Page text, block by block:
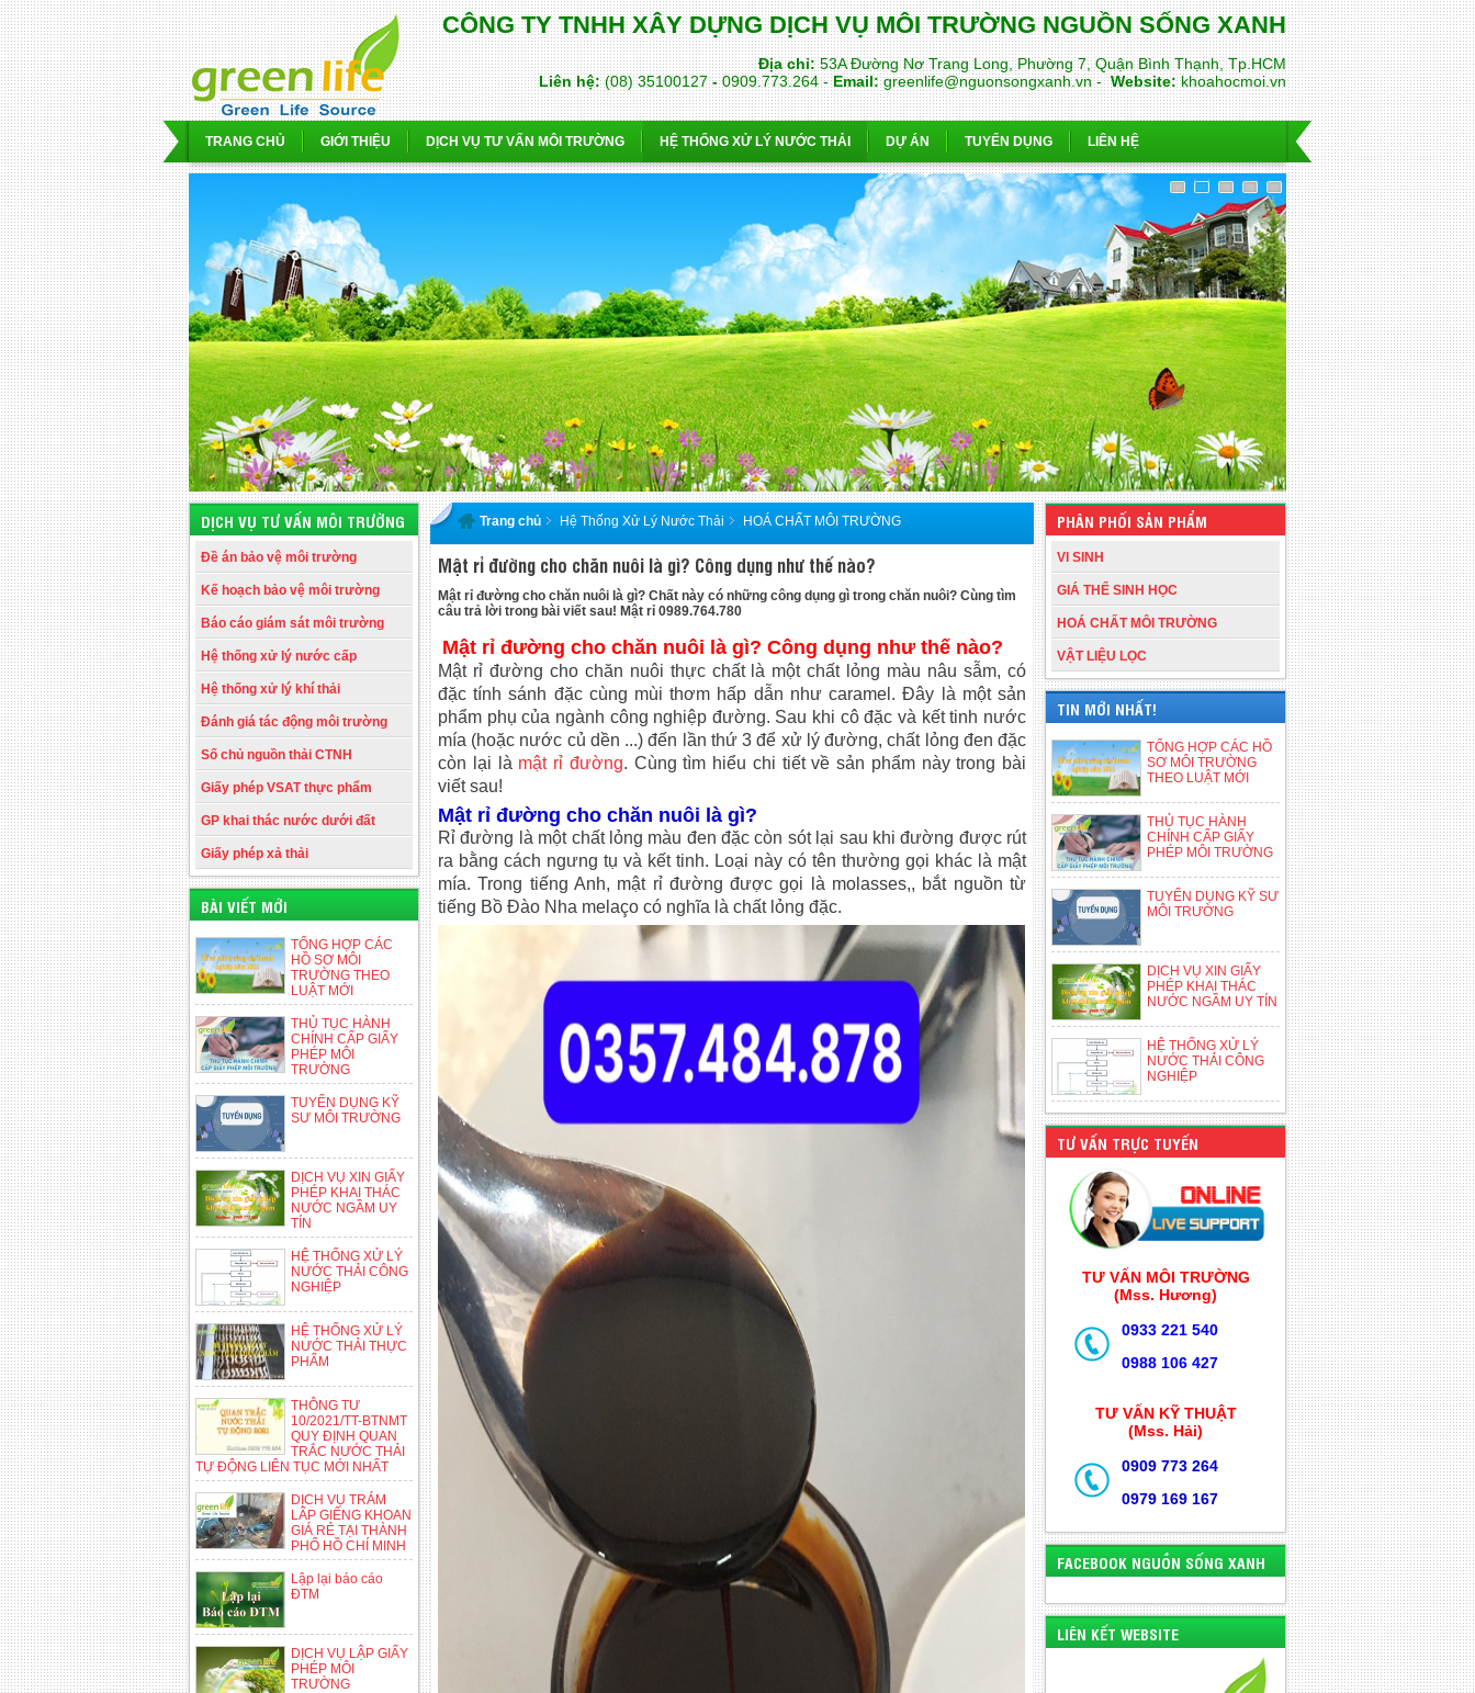
CÔNG TY TNHH XÂY DỰNG DỊCH VỤ MÔI TRƯỜNG NGUỒN SỐNG XANH
Địa chỉ:53A Đường Nơ Trang Long, Phường 7, Quận Bình Thạnh, Tp.HCM
Liên hệ:(08) 35100127-0909.773.264 -Email:greenlife@nguonsongxanh.vn - Website:khoahocmoi.vn
TRANG CHỦ GIỚI THIỆU DỊCH VỤ TƯ VẤN MÔI TRƯỜNG HỆ THỐNG XỬ LÝ NƯỚC THẢI DỰ ÁN TUYỂN DỤNG LIÊN HỆ
DỊCH VỤ TƯ VẤN MÔI TRƯỜNG
Đề án bảo vệ môi trường
Kế hoạch bảo vệ môi trường
Báo cáo giám sát môi trường
Hệ thống xử lý nước cấp
Hệ thống xử lý khí thải
Đánh giá tác động môi trường
Số chủ nguồn thải CTNH
Giấy phép VSAT thực phẩm
GP khai thác nước dưới đất
Giấy phép xả thải
BÀI VIẾT MỚI
TỔNG HỢP CÁC
HỒ SƠ MÔI
TRƯỜNG THEO
LUẬT MỚI
THỦ TỤC HÀNH
CHÍNH CẤP GIẤY
PHÉP MÔI
TRƯỜNG
TUYỂN DỤNG KỸ
SƯ MÔI TRƯỜNG
DỊCH VỤ XIN GIẤY
PHÉP KHAI THÁC
NƯỚC NGẦM UY
TÍN
HỆ THỐNG XỬ LÝ
NƯỚC THẢI CÔNG
NGHIỆP
HỆ THỐNG XỬ LÝ
NƯỚC THẢI THỰC
PHẨM
THÔNG TƯ
10/2021/TT-BTNMT
QUY ĐỊNH QUAN
TRẮC NƯỚC THẢI
TỰ ĐỘNG LIÊN TỤC MỚI NHẤT
DỊCH VỤ TRÁM
LẤP GIẾNG KHOAN
GIÁ RẺ TẠI THÀNH
PHỐ HỒ CHÍ MINH
Lập lại báo cáo
ĐTM
DỊCH VỤ LẬP GIẤY
PHÉP MÔI
TRƯỜNG
PHÂN PHỐI SẢN PHẨM
VI SINH
GIÁ THỂ SINH HỌC
HOÁ CHẤT MÔI TRƯỜNG
VẬT LIỆU LỌC
TIN MỚI NHẤT!
TỔNG HỢP CÁC HỒ
SƠ MÔI TRƯỜNG
THEO LUẬT MỚI
THỦ TỤC HÀNH
CHÍNH CẤP GIẤY
PHÉP MÔI TRƯỜNG
TUYỂN DỤNG KỸ SƯ
MÔI TRƯỜNG
DỊCH VỤ XIN GIẤY
PHÉP KHAI THÁC
NƯỚC NGẦM UY TÍN
HỆ THỐNG XỬ LÝ
NƯỚC THẢI CÔNG
NGHIỆP
TƯ VẤN TRỰC TUYẾN
TƯ VẤN MÔI TRƯỜNG
(Mss. Hương)
0933 221 540
0988 106 427
TƯ VẤN KỸ THUẬT
(Mss. Hải)
0909 773 264
0979 169 167
FACEBOOK NGUỒN SỐNG XANH
LIÊN KẾT WEBSITE
Trang chủ Hệ Thống Xử Lý Nước Thải HOÁ CHẤT MÔI TRƯỜNG
Mật rỉ đường cho chăn nuôi là gì? Công dụng như thế nào?
Mật rỉ đường cho chăn nuôi là gì? Chất này có những công dụng gì trong chăn nuôi? Cùng tìm
câu trả lời trong bài viết sau! Mật rỉ 0989.764.780
Mật rỉ đường cho chăn nuôi là gì? Công dụng như thế nào?
Mật rỉ đường cho chăn nuôi thực chất là một chất lỏng màu nâu sẫm, có
đặc tính sánh đặc cùng mùi thơm hấp dẫn như caramel. Đây là một sản
phẩm phụ của ngành công nghiệp đường. Sau khi cô đặc và kết tinh nước
mía (hoặc nước củ dền ...) đến lần thứ 3 để xử lý đường, chất lỏng đen đặc
còn lại là mật rỉ đường. Cùng tìm hiểu chi tiết về sản phẩm này trong bài
viết sau!
Mật rỉ đường cho chăn nuôi là gì?
Rỉ đường là một chất lỏng màu đen đặc còn sót lại sau khi đường được rút
ra bằng cách ngưng tụ và kết tinh. Loại này có tên thường gọi khác là mật
mía. Trong tiếng Anh, mật rỉ đường được gọi là molasses,, bắt nguồn từ
tiếng Bồ Đào Nha melaço có nghĩa là chất lỏng đặc.